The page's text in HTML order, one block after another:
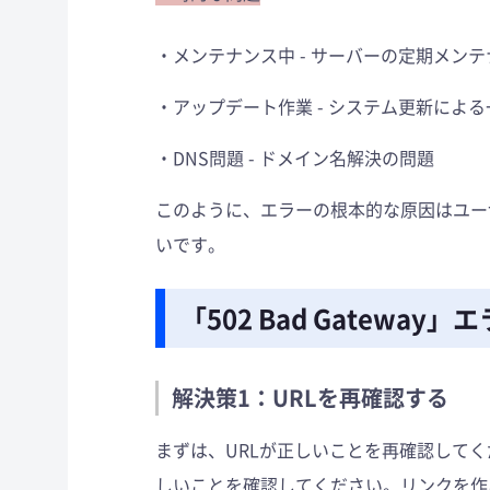
メンテナンス中 - サーバーの定期メン
アップデート作業 - システム更新によ
DNS問題 - ドメイン名解決の問題
このように、エラーの根本的な原因はユ
いです。
「502 Bad Gateway」
解決策1：URLを再確認する
まずは、URLが正しいことを再確認して
しいことを確認してください。リンクを